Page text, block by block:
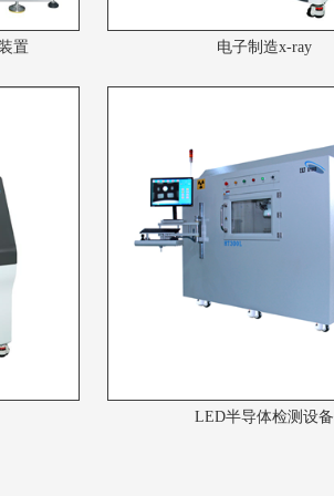
置 电子制造x-ray
LED半导体检测设备